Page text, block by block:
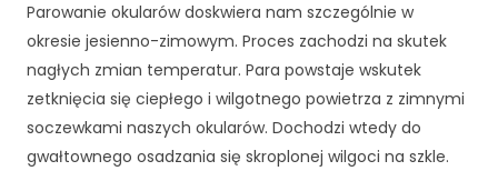
Parowanie okularów doskwiera nam szczególnie w
okresie jesienno-zimowym. Proces zachodzi na skutek
nagłych zmian temperatur. Para powstaje wskutek
zetknięcia się ciepłego i wilgotnego powietrza z zimnymi
soczewkami naszych okularów. Dochodzi wtedy do
gwałtownego osadzania się skroplonej wilgoci na szkle.